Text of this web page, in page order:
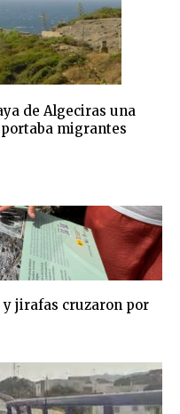
de Algeciras una
migrantes
y jirafas cruzaron por